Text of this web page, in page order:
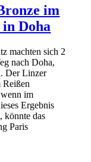
im
Doha
machten sich 2
nach Doha,
Der Linzer
Reißen
im
Ergebnis
könnte das
Paris